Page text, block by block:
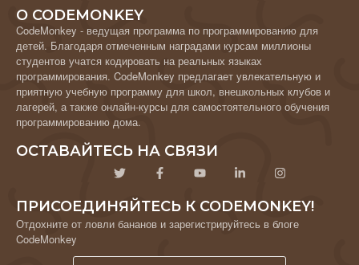
О CODEMONKEY
CodeMonkey - ведущая программа по программированию для
детей. Благодаря отмеченным наградами курсам миллионы
студентов учатся кодировать на реальных языках
программирования. CodeMonkey предлагает увлекательную и
приятную учебную программу для школ, внешкольных клубов и
лагерей, а также онлайн-курсы для самостоятельного обучения
программированию дома.
ОСТАВАЙТЕСЬ НА СВЯЗИ
ПРИСОЕДИНЯЙТЕСЬ К CODEMONKEY!
Отдохните от ловли бананов и зарегистрируйтесь в блоге
CodeMonkey